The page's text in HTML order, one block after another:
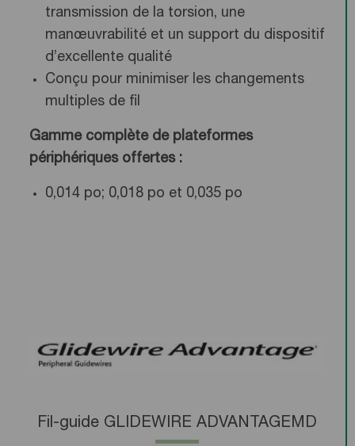
transmission de la torsion, une
manœuvrabilité et un support du dispositif
d’excellente qualité
Conçu pour minimiser les changements
multiples de fil
Gamme complète de plateformes
périphériques offertes :
0,014 po; 0,018 po et 0,035 po
Fil-guide GLIDEWIRE ADVANTAGEMD